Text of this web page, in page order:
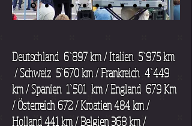
Deutschland 6`897 km / Italien 5`975 km
/ Schweiz 5`670km / Frankreich 4`449
km / Spanien 1`501 km / England 679 Km
/ Österreich 672 / Kroatien 484 km /
Holland 441 km / Belgien 368 km /